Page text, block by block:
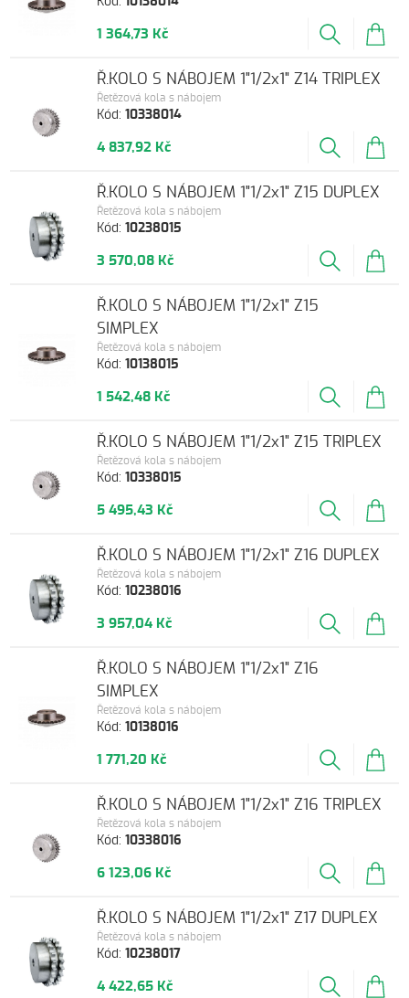
1 364,73 Kč
Kód:10338014
Řetězová kola s nábojem
Ř.KOLO S NÁBOJEM 1"1/2x1" Z14 TRIPLEX
4 837,92 Kč
Kód:10238015
Řetězová kola s nábojem
Ř.KOLO S NÁBOJEM 1"1/2x1" Z15 DUPLEX
3 570,08 Kč
Kód:10138015
Řetězová kola s nábojem
Ř.KOLO S NÁBOJEM 1"1/2x1" Z15
SIMPLEX
1 542,48 Kč
Kód:10338015
Řetězová kola s nábojem
Ř.KOLO S NÁBOJEM 1"1/2x1" Z15 TRIPLEX
5 495,43 Kč
Kód:10238016
Řetězová kola s nábojem
Ř.KOLO S NÁBOJEM 1"1/2x1" Z16 DUPLEX
3 957,04 Kč
Kód:10138016
Řetězová kola s nábojem
Ř.KOLO S NÁBOJEM 1"1/2x1" Z16
SIMPLEX
1 771,20 Kč
Kód:10338016
Řetězová kola s nábojem
Ř.KOLO S NÁBOJEM 1"1/2x1" Z16 TRIPLEX
6 123,06 Kč
Kód:10238017
Řetězová kola s nábojem
Ř.KOLO S NÁBOJEM 1"1/2x1" Z17 DUPLEX
4 422,65 Kč